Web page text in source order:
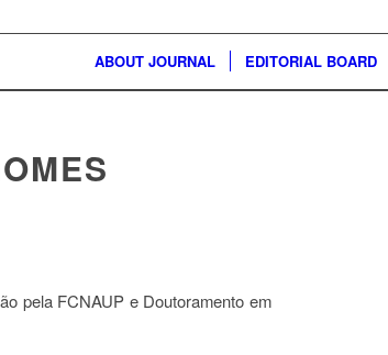
ABOUT JOURNAL EDITORIAL BOARD
pela FCNAUP e Doutoramento em